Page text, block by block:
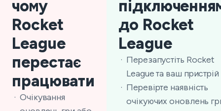
чому
Rocket
League
перестає
працювати
Очікування
до Rocket
League
Перезапустіть Rocket
League та ваш пристрій
Перевірте наявність
очікуючих оновлень